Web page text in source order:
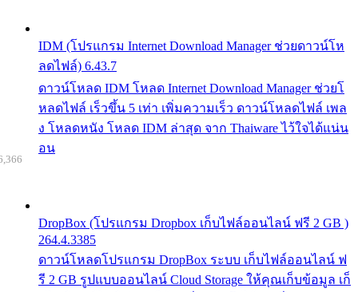
IDM (โปรแกรม Internet Download Manager ช่วยดาวน์โห
ลดไฟล์) 6.43.7
ดาวน์โหลด IDM โหลด Internet Download Manager ช่วยโ
หลดไฟล์ เร็วขึ้น 5 เท่า เพิ่มความเร็ว ดาวน์โหลดไฟล์ เพล
ง โหลดหนัง โหลด IDM ล่าสุด จาก Thaiware ไว้ใจได้แน่น
อน
DropBox (โปรแกรม Dropbox เก็บไฟล์ออนไลน์ ฟรี 2 GB )
264.4.3385
ดาวน์โหลดโปรแกรม DropBox ระบบ เก็บไฟล์ออนไลน์ ฟ
รี 2 GB รูปแบบออนไลน์ Cloud Storage ให้คุณเก็บข้อมูล เก็